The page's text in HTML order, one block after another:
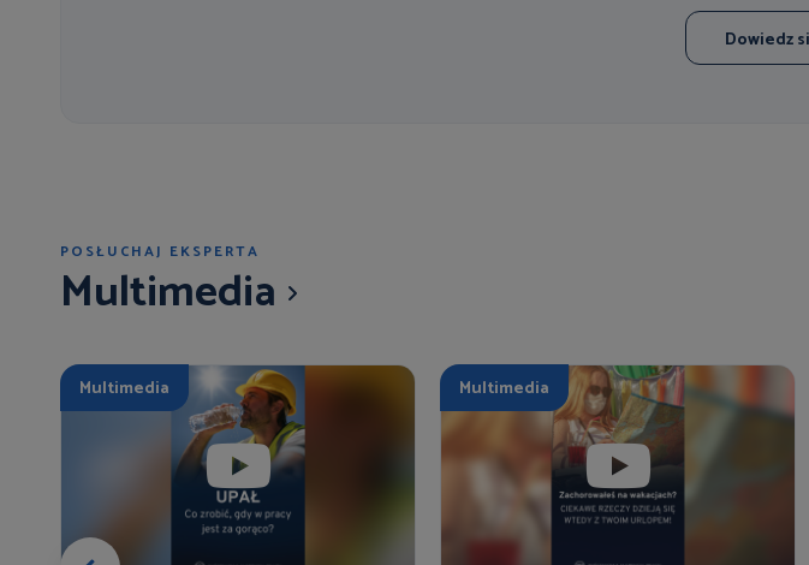
Dowiedz
POSŁUCHAJ EKSPERTA
Multimedia
Multimedia Multimedia